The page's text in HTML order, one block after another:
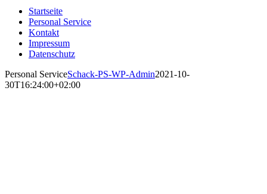
Startseite
Personal Service
Kontakt
Impressum
Datenschutz
Personal ServiceSchack-PS-WP-Admin2021-10-
30T16:24:00+02:00